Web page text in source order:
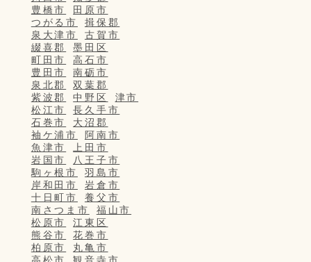
豊橋市
田原市
つがる市
揖保郡
泉大津市
古賀市
綴喜郡
墨田区
町田市
高石市
豊田市
南砺市
泉北郡
双葉郡
紫波郡
中野区
津市
松江市
長久手市
石巻市
大沼郡
袖ケ浦市
阿南市
魚津市
上田市
岩国市
八王子市
駒ヶ根市
羽島市
岸和田市
岩倉市
十日町市
養父市
南さつま市
福山市
松原市
江東区
熊谷市
花巻市
柏原市
丸亀市